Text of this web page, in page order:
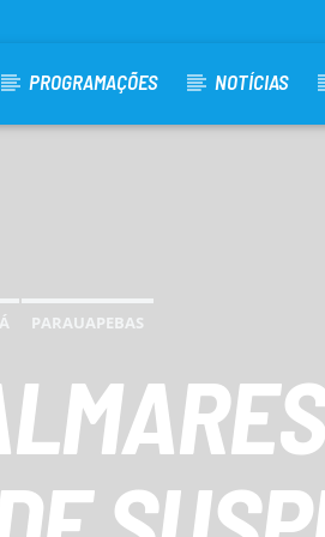
PROGRAMAÇÕES NOTÍCIAS
PARAUAPEBAS